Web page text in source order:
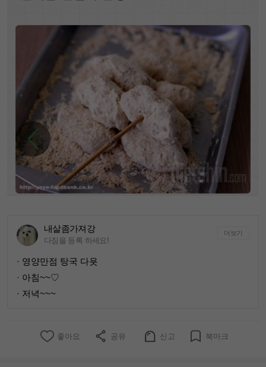
내살좀가져강
다짐을 등록 하세요!
더보기
· 영양만점 탕국 다욧
· 아침~~♡
· 저녁~~~
좋아요 공유 신고 북마크